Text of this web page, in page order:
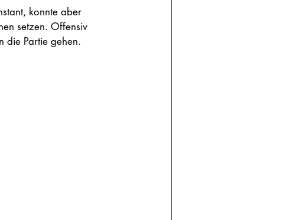
konnte aber
setzen. Offensiv
die Partie gehen.